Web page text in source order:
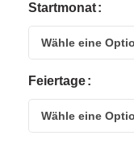
Startmonat
Feiertage